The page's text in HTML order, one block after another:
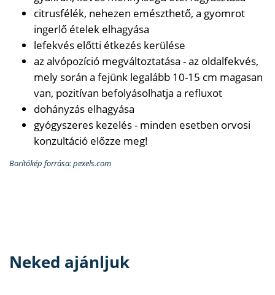
citrusfélék, nehezen emészthető, a gyomrot
ingerlő ételek elhagyása
lefekvés előtti étkezés kerülése
az alvópozíció megváltoztatása - az oldalfekvés,
mely során a fejünk legalább 10-15 cm magasan
van, pozitívan befolyásolhatja a refluxot
dohányzás elhagyása
gyógyszeres kezelés - minden esetben orvosi
konzultáció előzze meg!
Borítókép forrása: pexels.com
Neked ajánljuk